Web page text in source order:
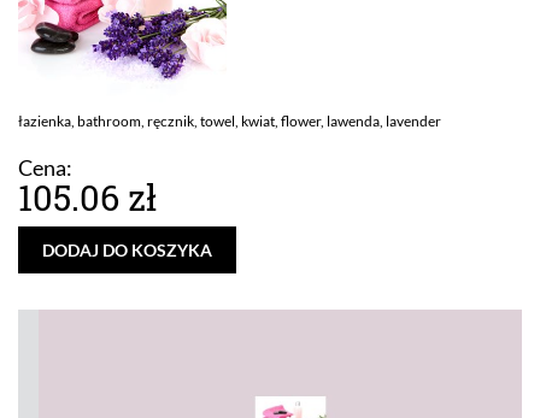
łazienka, bathroom, ręcznik, towel, kwiat, flower, lawenda, lavender
Cena:
105.06 zł
DODAJ DO KOSZYKA